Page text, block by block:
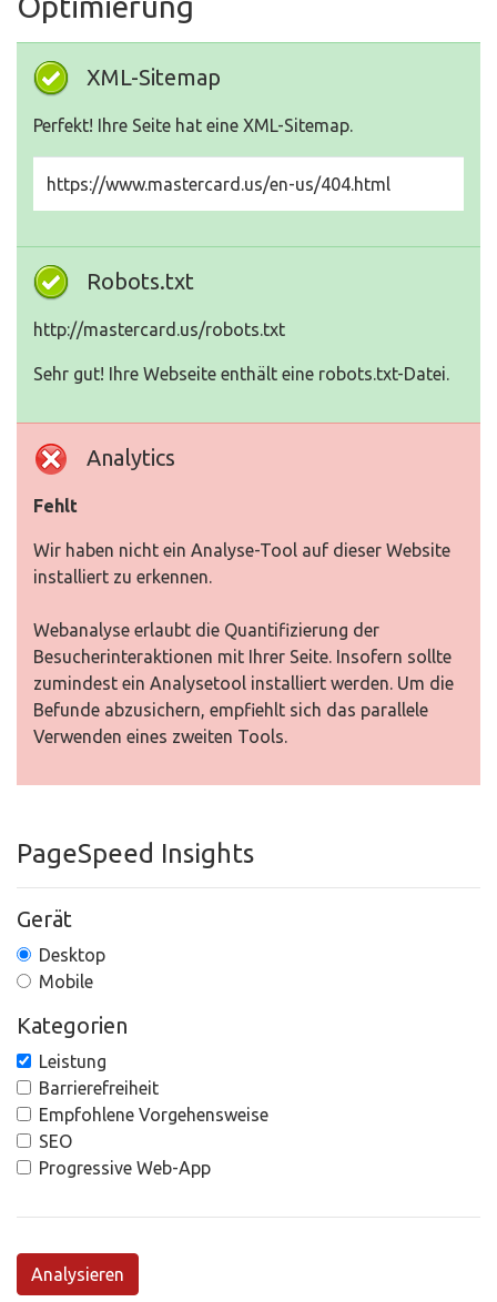
XML-Sitemap
Perfekt! Ihre Seite hat eine XML-Sitemap.
https://www.mastercard.us/en-us/404.html
Robots.txt
http://mastercard.us/robots.txt
Sehr gut! Ihre Webseite enthält eine robots.txt-Datei.
Analytics
Fehlt
Wir haben nicht ein Analyse-Tool auf dieser Website
installiert zu erkennen.
Webanalyse erlaubt die Quantifizierung der
Besucherinteraktionen mit Ihrer Seite. Insofern sollte
zumindest ein Analysetool installiert werden. Um die
Befunde abzusichern, empfiehlt sich das parallele
Verwenden eines zweiten Tools.
PageSpeed Insights
Gerät
Desktop
Mobile
Kategorien
Leistung
Barrierefreiheit
Empfohlene Vorgehensweise
SEO
Progressive Web-App
Analysieren